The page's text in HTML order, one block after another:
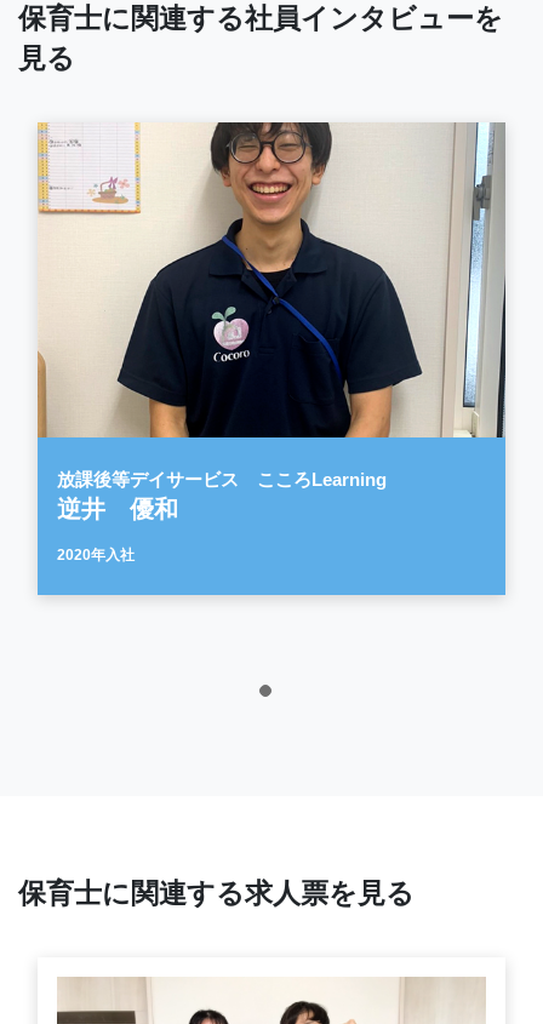
保育士に関連する社員インタビューを
見る
放課後等デイサービス こころLearning
逆井 優和
2020年入社
保育士に関連する求人票を見る